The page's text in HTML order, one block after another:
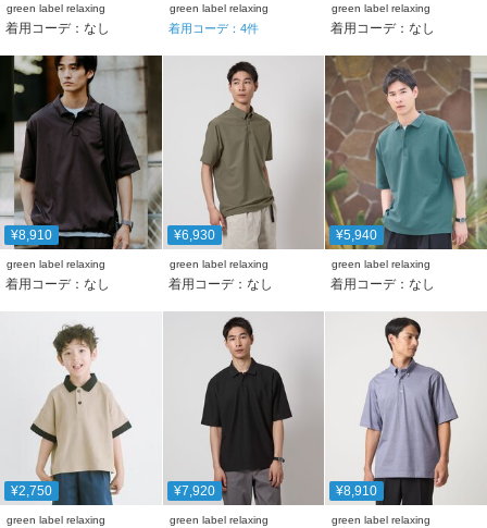
green label relaxing
着用コーデ：なし
green label relaxing
着用コーデ： 4件
green label relaxing
着用コーデ：なし
¥8,910
green label relaxing
着用コーデ：なし
¥6,930
green label relaxing
着用コーデ：なし
¥5,940
green label relaxing
着用コーデ：なし
¥2,750
green label relaxing
¥7,920
green label relaxing
¥8,910
green label relaxing